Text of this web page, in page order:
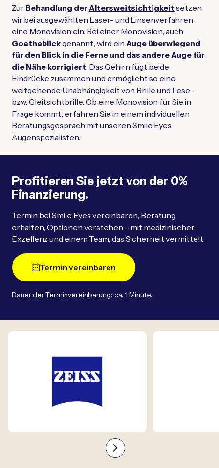
Zur Behandlung der Altersweitsichtigkeit setzen
wir bei ausgewählten Laser- und Linsenverfahren
eine Monovision ein. Bei einer Monovision, auch
Goetheblickgenannt, wird ein Auge überwiegend
für den Blick in die Ferne und das andere Auge für
die Nähe korrigiert. Das Gehirn fügt beide
Eindrücke zusammen und ermöglicht so eine
weitgehende Unabhängigkeit von Brille und Lese-
bzw. Gleitsichtbrille. Ob eine Monovision für Sie in
Frage kommt, erfahren Sie in einem individuellen
Beratungsgespräch mit unseren Smile Eyes
Augenspezialisten.
Profitieren Sie jetzt von der 0%
Finanzierung.
Termin bei Smile Eyes vereinbaren, Beratung
erhalten, Optionen verstehen – mit medizinischer
Exzellenz und einem Team, das Sicherheit vermittelt.
Termin vereinbaren
Dauer der Terminvereinbarung: ca. 1 Minute.